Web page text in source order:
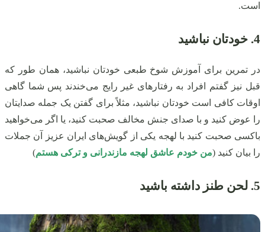
است.
4. خودتان نباشید
در تمرین برای آموزش شوخ طبعی خودتان نباشید، همان‌ طور که
قبل نیز گفتم افراد به رفتارهای غیر رایج می‌خندند پس شما گاهی
اوقات کافی است خودتان نباشید، مثلاً برای گفتن یک جمله صدایتان
را عوض کنید و با صدای جنش مخالف صحبت کنید، یا اگر می‌خواهید
باکسی صحبت کنید با لهجه یکی از گویش‌های ایران عزیز آن جملات
را بیان کنید (من خودم عاشق لهجه مازندرانی و ترکی هستم)
5. لحن طنز داشته باشید